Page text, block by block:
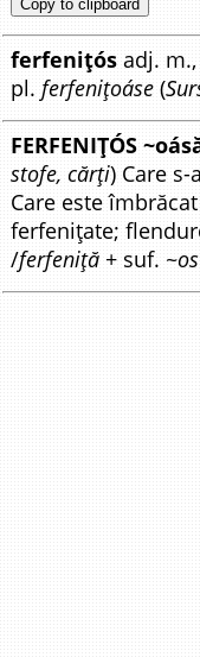
Copy to clipboard
ferfenițós adj.
pl. ferfenițoáse (
FERFENIȚÓS
stofe, cărți) Care
Care este
ferfenițate;
/ferfeniță + suf. ~os